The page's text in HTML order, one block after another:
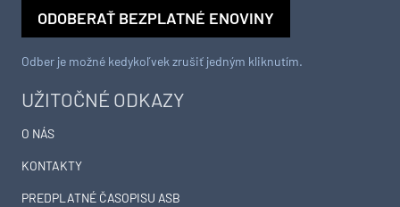
UŽITOČNÉ ODKAZY
O NÁS
KONTAKTY
PREDPLATNÉ ČASOPISU ASB
ODOBERAŤ BEZPLATNÉ ENOVINY
Odber je možné kedykoľvek zrušiť jedným kliknutím.